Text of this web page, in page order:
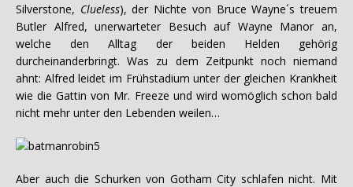
Silverstone, Clueless), der Nichte von Bruce Wayne´s treuem
Butler Alfred, unerwarteter Besuch auf Wayne Manor an,
welche den Alltag der beiden Helden gehörig
durcheinanderbringt. Was zu dem Zeitpunkt noch niemand
ahnt: Alfred leidet im Frühstadium unter der gleichen Krankheit
wie die Gattin von Mr. Freeze und wird womöglich schon bald
nicht mehr unter den Lebenden weilen…
Aber auch die Schurken von Gotham City schlafen nicht. Mit